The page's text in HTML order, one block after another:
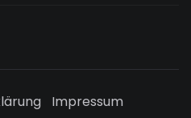
Impressum